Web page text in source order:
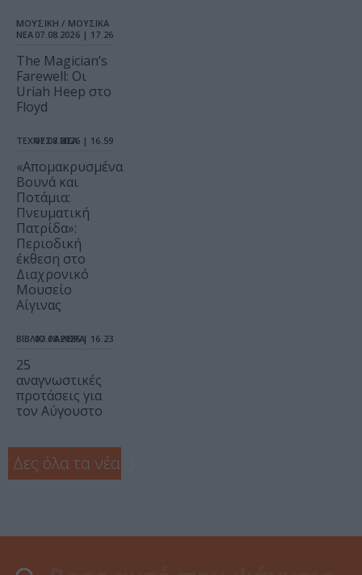
ΜΟΥΣΙΚΗ / ΜΟΥΣΙΚΑ
ΝΕΑ 07.08.2026 | 17.26
The Magician’s
Farewell: Οι
Uriah Heep στο
Floyd
ΤΕΧΝΕΣ / ΝΕΑ
07.08.2026 | 16.59
«Απομακρυσμένα
Βουνά και
Ποτάμια:
Πνευματική
Πατρίδα»:
Περιοδική
έκθεση στο
Διαχρονικό
Μουσείο
Αίγινας
ΒΙΒΛΙΟ / ΑΡΘΡΑ
07.08.2026 | 16.23
25
αναγνωστικές
προτάσεις για
τον Αύγουστο
Δες όλα τα νέα